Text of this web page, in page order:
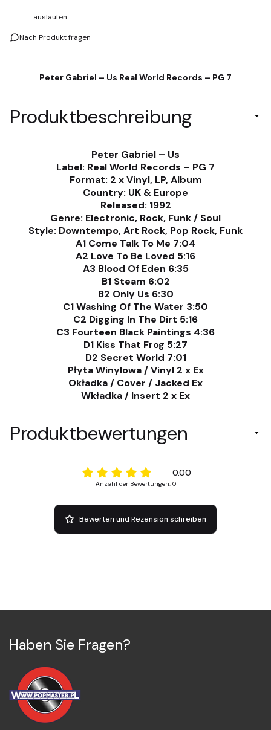
auslaufen
Nach Produkt fragen
Peter Gabriel – Us Real World Records – PG 7
Produktbeschreibung
Peter Gabriel – Us
Label: Real World Records – PG 7
Format: 2 x Vinyl, LP, Album
Country: UK & Europe
Released: 1992
Genre: Electronic, Rock, Funk / Soul
Style: Downtempo, Art Rock, Pop Rock, Funk
A1 Come Talk To Me 7:04
A2 Love To Be Loved 5:16
A3 Blood Of Eden 6:35
B1 Steam 6:02
B2 Only Us 6:30
C1 Washing Of The Water 3:50
C2 Digging In The Dirt 5:16
C3 Fourteen Black Paintings 4:36
D1 Kiss That Frog 5:27
D2 Secret World 7:01
Płyta Winylowa / Vinyl 2 x Ex
Okładka / Cover / Jacked Ex
Wkładka / Insert 2 x Ex
Produktbewertungen
0.00
Anzahl der Bewertungen: 0
Bewerten und Rezension schreiben
Haben Sie Fragen?